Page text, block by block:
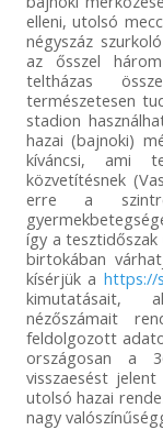
elleni, utolsó
négyszáz
az ősszel
teltházas
természetesen
stadion
hazai (bajnoki)
kíváncsi, ami
közvetítésnek
erre a
így a
birtokában
kísérjük a https://
kimutatásait,
nézőszámait
feldolgozott
országosan a
visszaesést
utolsó hazai
nagy